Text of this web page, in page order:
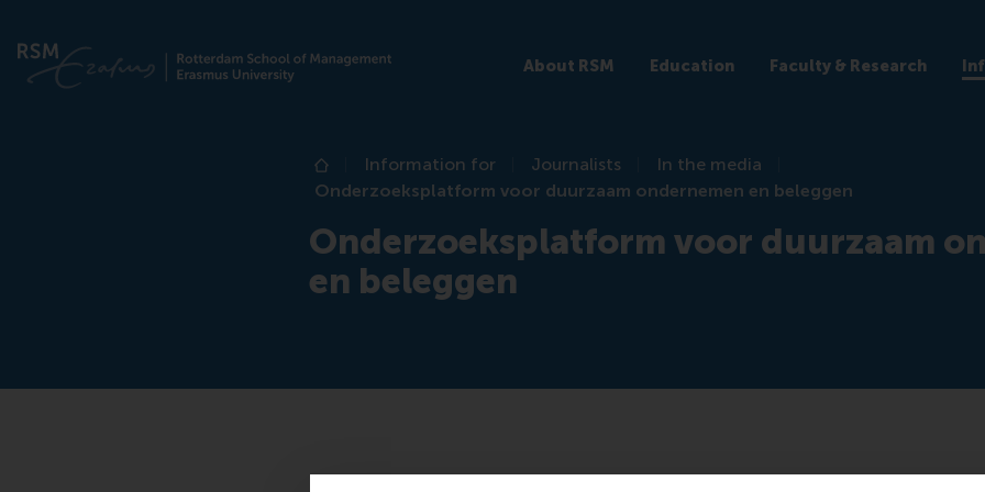
About RSM Education Faculty & Research
Home
Information for Journalists
In the media
Onderzoeksplatform voor duurzaam ondernemen en beleggen
Onderzoeksplatform voor duurzaam
en beleggen